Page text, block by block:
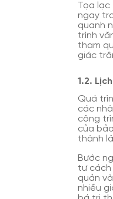
Tọa lạc
ngay
quanh
trình
tham
giác
1.2.
Quá
các
công
của
thành
Bước
tư cách
quản
nhiều